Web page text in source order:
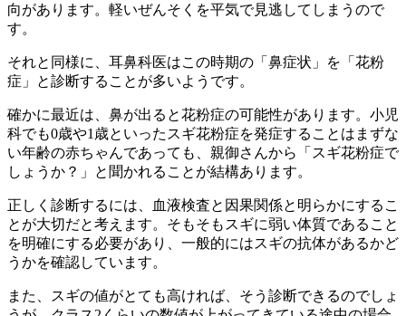
向があります。軽いぜんそくを平気で見逃してしまうので
す。
それと同様に、耳鼻科医はこの時期の「鼻症状」を「花粉
症」と診断することが多いようです。
確かに最近は、鼻が出ると花粉症の可能性があります。小児
科でも0歳や1歳といったスギ花粉症を発症することはまずな
い年齢の赤ちゃんであっても、親御さんから「スギ花粉症で
しょうか？」と聞かれることが結構あります。
正しく診断するには、血液検査と因果関係と明らかにするこ
とが大切だと考えます。そもそもスギに弱い体質であること
を明確にする必要があり、一般的にはスギの抗体があるかど
うかを確認しています。
また、スギの値がとても高ければ、そう診断できるのでしょ